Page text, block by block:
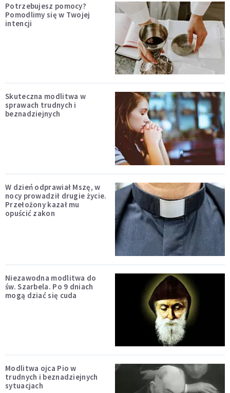
Potrzebujesz pomocy?
Pomodlimy się w Twojej
intencji
Skuteczna modlitwa w
sprawach trudnych i
beznadziejnych
W dzień odprawiał Mszę, w
nocy prowadził drugie życie.
Przełożony kazał mu
opuścić zakon
Niezawodna modlitwa do
św. Szarbela. Po 9 dniach
mogą dziać się cuda
Modlitwa ojca Pio w
trudnych i beznadziejnych
sytuacjach